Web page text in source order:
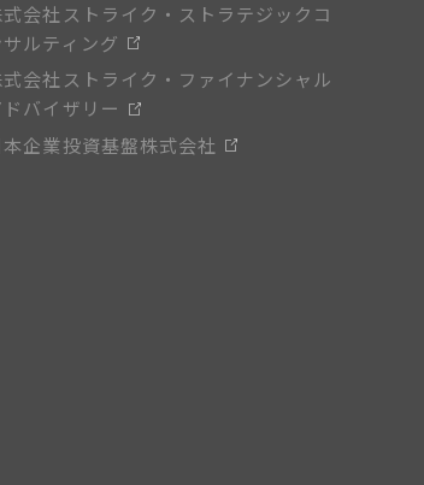
式会社ストライク・ストラテジックコ
サルティング
式会社ストライク・ファイナンシャル
ドバイザリー
本企業投資基盤株式会社